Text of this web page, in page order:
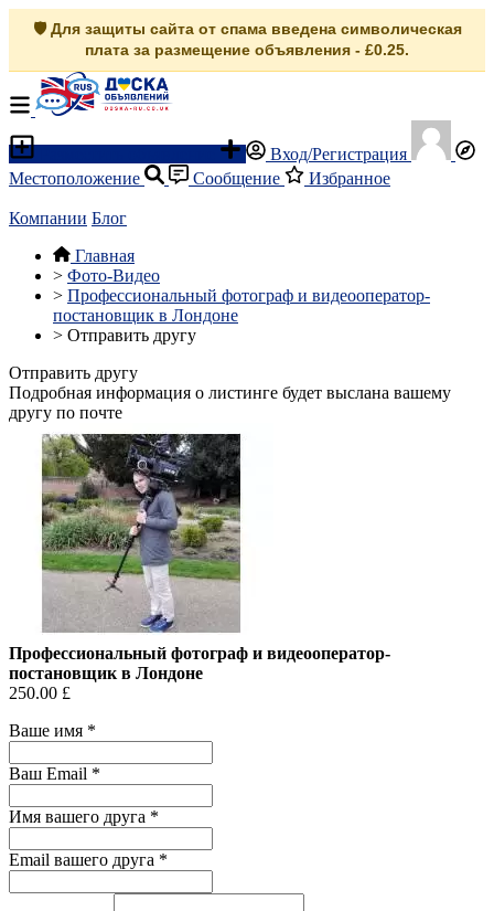
🛡️ Для защиты сайта от спама введена символическая
плата за размещение объявления - £0.25.
Вход/Регистрация
Местоположение
Сообщение Избранное
Компании Блог
Главная
> Фото-Видео
> Профессиональный фотограф и видеооператор-
постановщик в Лондоне
> Отправить другу
Отправить другу
Подробная информация о листинге будет выслана вашему
другу по почте
Профессиональный фотограф и видеооператор-
постановщик в Лондоне
250.00 £
Ваше имя *
Ваш Email *
Имя вашего друга *
Email вашего друга *